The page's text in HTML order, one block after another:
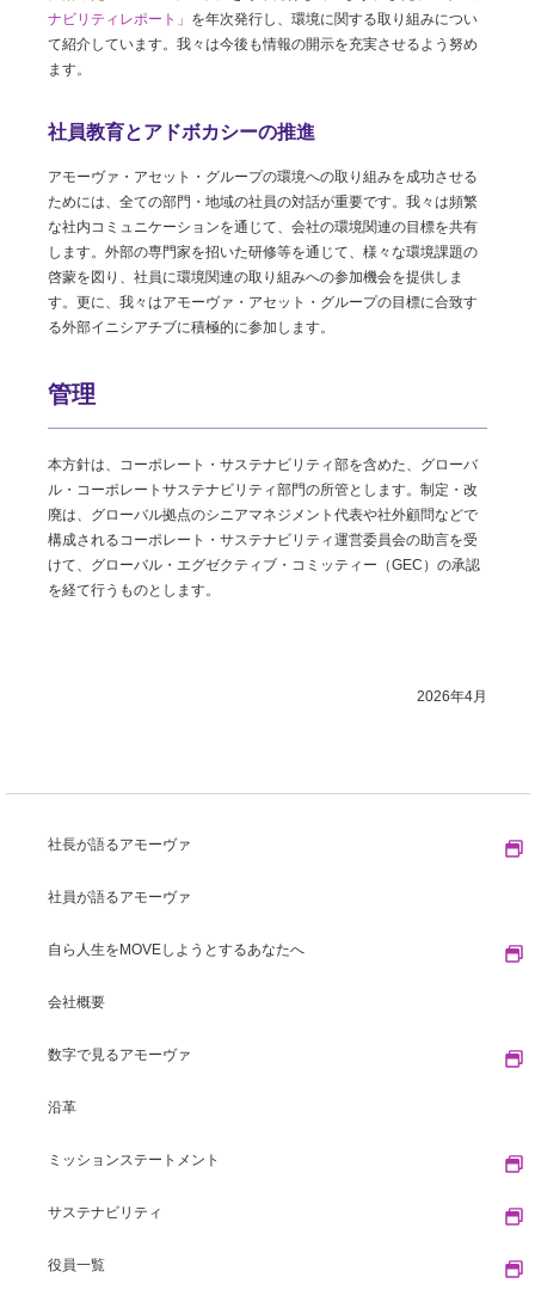
社長が語るアモーヴァ
社員が語るアモーヴァ
自ら人生をMOVEしようとするあなたへ
会社概要
数字で見るアモーヴァ
沿革
ミッションステートメント
サステナビリティ
役員一覧
ナビリティレポート」 を年次発行し、環境に関する取り組みについ
て紹介しています。我々は今後も情報の開示を充実させるよう努め
ます。
社員教育とアドボカシーの推進
アモーヴァ・アセット・グループの環境への取り組みを成功させる
ためには、全ての部門・地域の社員の対話が重要です。我々は頻繁
な社内コミュニケーションを通じて、会社の環境関連の目標を共有
します。外部の専門家を招いた研修等を通じて、様々な環境課題の
啓蒙を図り、社員に環境関連の取り組みへの参加機会を提供しま
す。更に、我々はアモーヴァ・アセット・グループの目標に合致す
る外部イニシアチブに積極的に参加します。
管理
本方針は、コーポレート・サステナビリティ部を含めた、グローバ
ル・コーポレートサステナビリティ部門の所管とします。制定・改
廃は、グローバル拠点のシニアマネジメント代表や社外顧問などで
構成されるコーポレート・サステナビリティ運営委員会の助言を受
けて、グローバル・エグゼクティブ・コミッティー（GEC）の承認
を経て行うものとします。
2026年4月